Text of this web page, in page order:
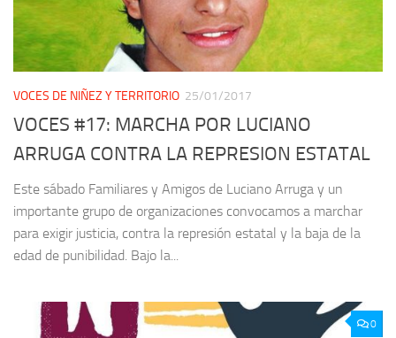
VOCES DE NIÑEZ Y TERRITORIO 25/01/2017
VOCES #17: MARCHA POR LUCIANO
ARRUGA CONTRA LA REPRESION ESTATAL
Este sábado Familiares y Amigos de Luciano Arruga y un
importante grupo de organizaciones convocamos a marchar
para exigir justicia, contra la represión estatal y la baja de la
edad de punibilidad. Bajo la...
0